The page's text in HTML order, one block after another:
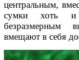
центральным,
сумкихоть и
безразмерным
вмещают в себя